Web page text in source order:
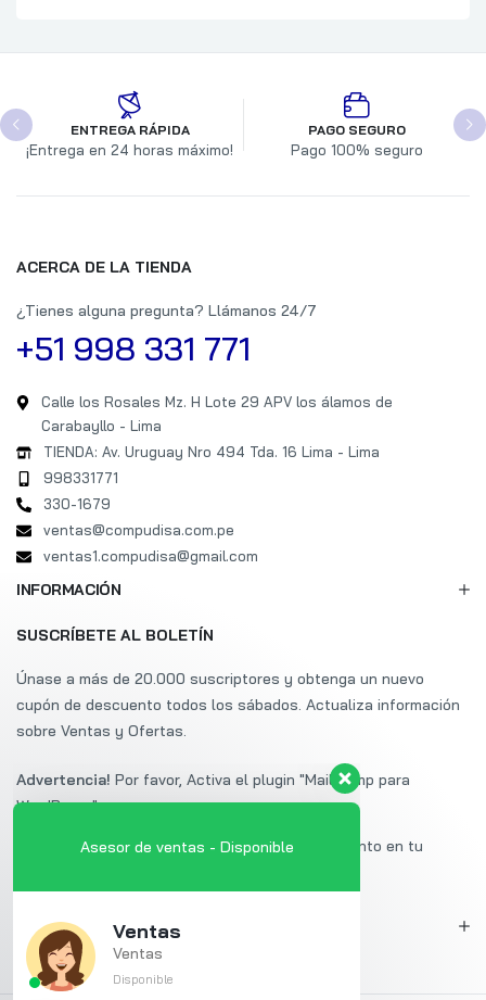
ENTREGA RÁPIDA
¡Entrega en 24 horas máximo!
PAGO SEGURO
Pago 100% seguro
ACERCA DE LA TIENDA
¿Tienes alguna pregunta? Llámanos 24/7
+51 998 331 771
Calle los Rosales Mz. H Lote 29 APV los álamos de
Carabayllo - Lima
TIENDA: Av. Uruguay Nro 494 Tda. 16 Lima - Lima
998331771
330-1679
ventas@compudisa.com.pe
ventas1.compudisa@gmail.com
INFORMACIÓN
MI CUENTA
SUSCRÍBETE AL BOLETÍN
Únase a más de 20.000 suscriptores y obtenga un nuevo
cupón de descuento todos los sábados. Actualiza información
sobre Ventas y Ofertas.
Advertencia! Por favor, Activa el plugin "Mailchimp para
WordPress".
Suscríbete a Uminex y obtén un 20% de descuento en tu
Asesor de ventas - Disponible
Ventas
Ventas
Disponible